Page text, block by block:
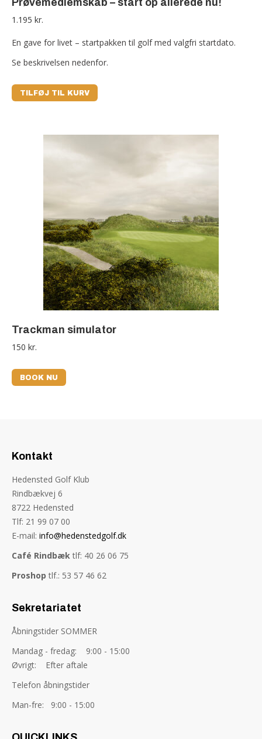
Prøvemedlemskab – start op allerede nu!
1.195 kr.
En gave for livet – startpakken til golf med valgfri startdato.
Se beskrivelsen nedenfor.
TILFØJ TIL KURV
Trackman simulator
150 kr.
BOOK NU
Kontakt
Hedensted Golf Klub
Rindbækvej 6
8722 Hedensted
Tlf: 21 99 07 00
E-mail: info@hedenstedgolf.dk
Café Rindbæktlf: 40 26 06 75
Proshop tlf.: 53 57 46 62
Sekretariatet
Åbningstider SOMMER
Mandag - fredag: 9:00 - 15:00
Øvrigt: Efter aftale
Telefon åbningstider
Man-fre: 9:00 - 15:00